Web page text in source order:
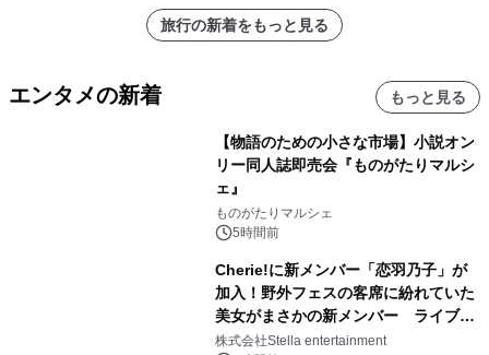
旅行の新着をもっと見る
エンタメの新着 もっと見る
【物語のための小さな市場】小説オン
リー同人誌即売会『ものがたりマルシ
ェ』
ものがたりマルシェ
5時間前
Cherie!に新メンバー「恋羽乃子」が
加入！野外フェスの客席に紛れていた
美女がまさかの新メンバー ライブ中
のサプライズ発表に会場騒然
株式会社Stella entertainment